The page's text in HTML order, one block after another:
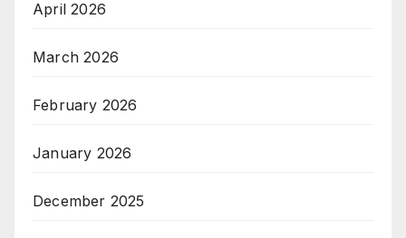
April 2026
March 2026
February 2026
January 2026
December 2025